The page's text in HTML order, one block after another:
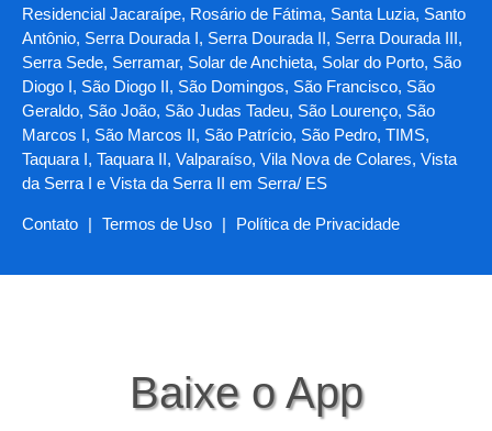
Residencial Jacaraípe, Rosário de Fátima, Santa Luzia, Santo
Antônio, Serra Dourada I, Serra Dourada II, Serra Dourada III,
Serra Sede, Serramar, Solar de Anchieta, Solar do Porto, São
Diogo I, São Diogo II, São Domingos, São Francisco, São
Geraldo, São João, São Judas Tadeu, São Lourenço, São
Marcos I, São Marcos II, São Patrício, São Pedro, TIMS,
Taquara I, Taquara II, Valparaíso, Vila Nova de Colares, Vista
da Serra I e Vista da Serra II em Serra/ ES
Contato | Termos de Uso | Política de Privacidade
Baixe o App